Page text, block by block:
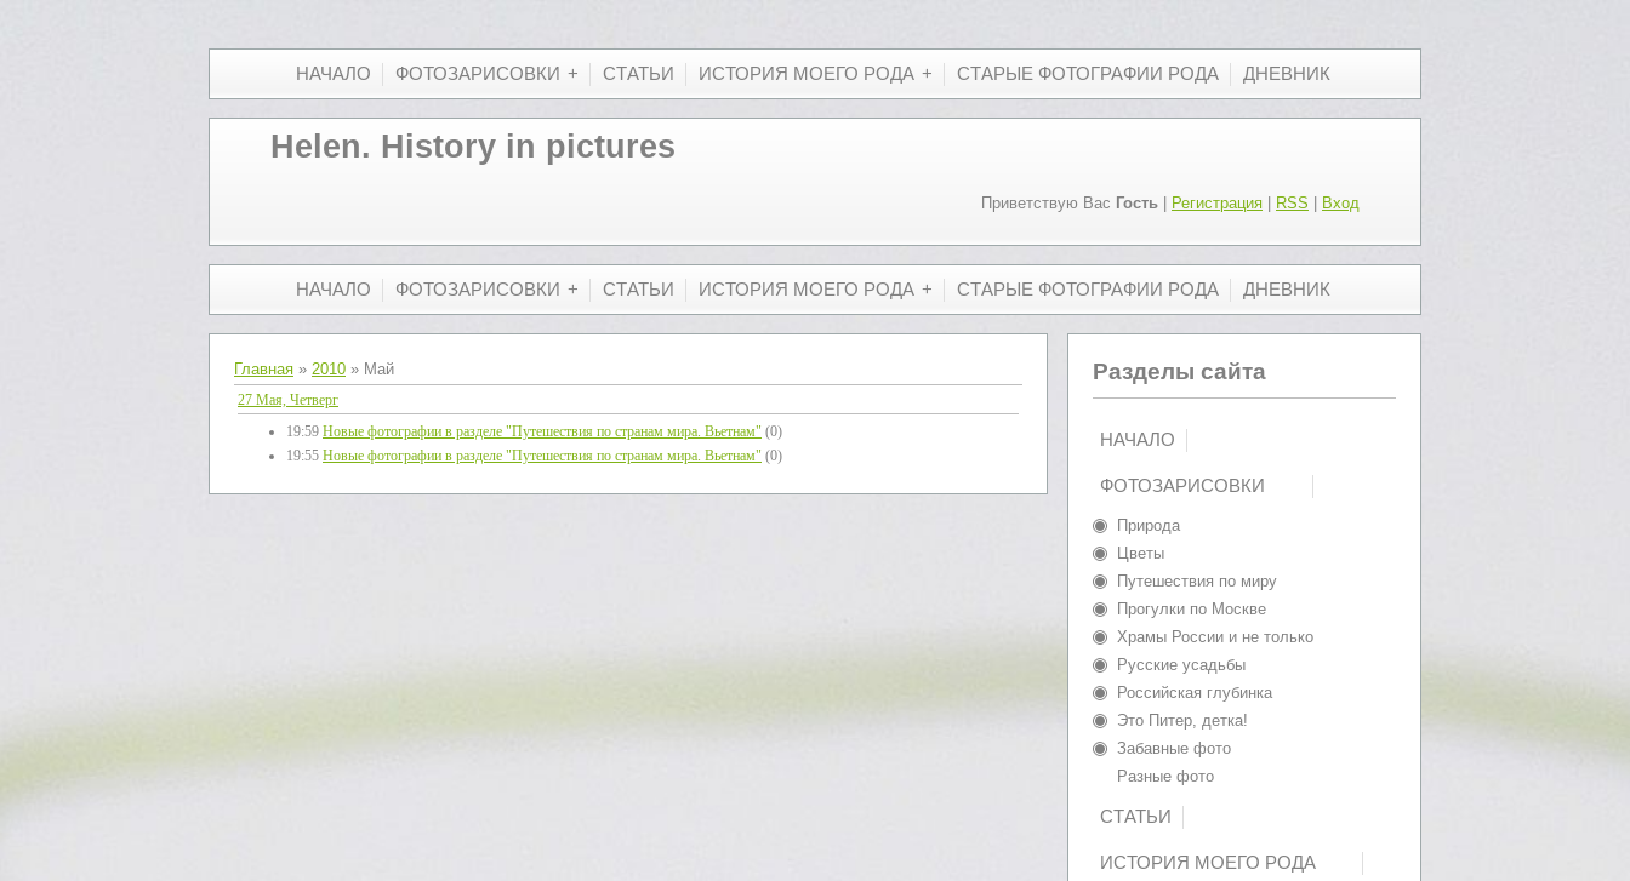
НАЧАЛО ФОТОЗАРИСОВКИ СТАТЬИ ИСТОРИЯ МОЕГО РОДА СТАРЫЕ ФОТОГРАФИИ РОДА ДНЕВНИК
Helen. History in pictures
Приветствую Вас Гость Регистрация RSS Вход
НАЧАЛО ФОТОЗАРИСОВКИ СТАТЬИ ИСТОРИЯ МОЕГО РОДА СТАРЫЕ ФОТОГРАФИИ РОДА ДНЕВНИК
Главная » 2010 » Май
27 Мая, Четверг
19:59 Новые фотографии в разделе "Путешествия по странам мира. Вьетнам" (0)
19:55 Новые фотографии в разделе "Путешествия по странам мира. Вьетнам" (0)
Разделы сайта
НАЧАЛО
ФОТОЗАРИСОВКИ
Природа
Цветы
Путешествия по миру
Прогулки по Москве
Храмы России и не только
Русские усадьбы
Российская глубинка
Это Питер, детка!
Забавные фото
Разные фото
СТАТЬИ
ИСТОРИЯ МОЕГО РОДА